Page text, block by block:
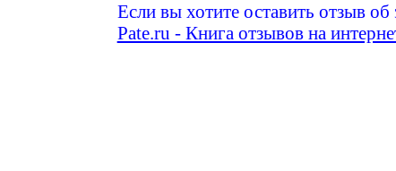
Если вы хотите оставить отзыв
Pate.ru - Книга отзывов на